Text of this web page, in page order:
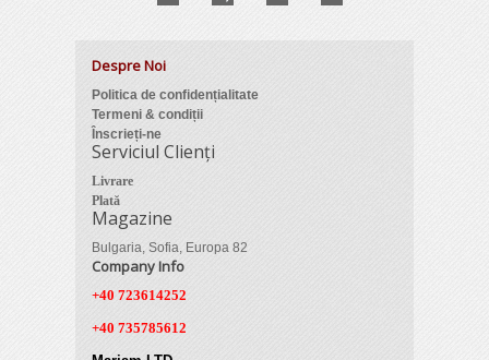
Despre Noi
Politica de confidențialitate
Termeni & condiții
Înscrieți-ne
Serviciul Clienți
Livrare
Plată
Magazine
Bulgaria, Sofia, Europa 82
Company Info
+40 723614252
+40 735785612